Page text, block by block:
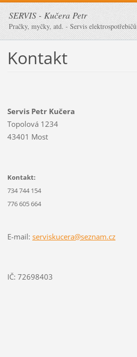
SERVIS - Kučera Petr
Pračky, myčky, atd. - Servis elektrospotřebičů
Kontakt
Servis Petr Kučera
Topolová 1234
43401 Most
Kontakt:
734 744 154
776 605 664
E-mail: serviskucera@seznam.cz
IČ: 72698403